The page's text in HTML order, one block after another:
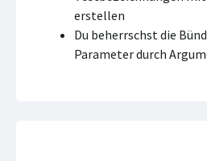
erstellen
Du beherrschst die
Parameter durch